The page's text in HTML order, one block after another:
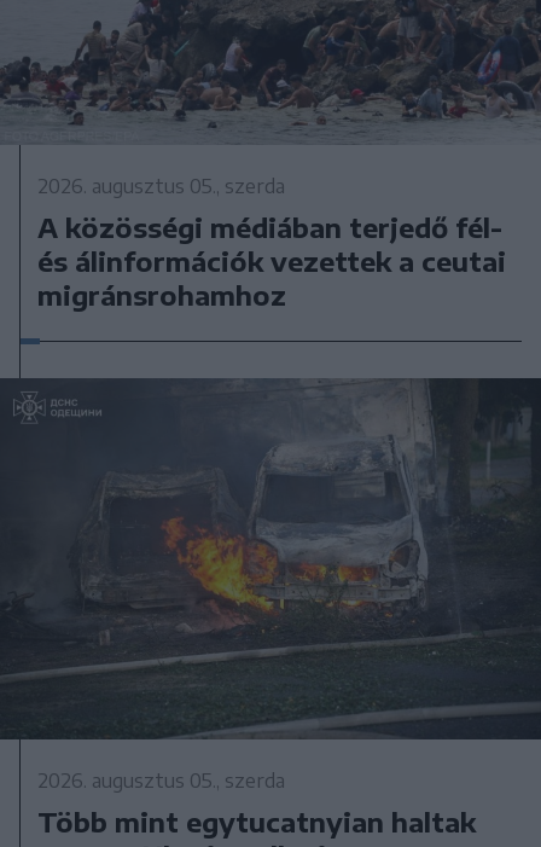
2026. augusztus 05., szerda
A közösségi médiában terjedő fél-
és álinformációk vezettek a ceutai
migránsrohamhoz
2026. augusztus 05., szerda
Több mint egytucatnyian haltak